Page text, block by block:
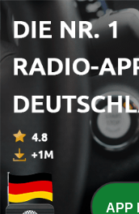
705 - O
Wed, 19 Feb
704 - Come
Tue, 11 Feb
703 -
Wed, 05 Feb
A
Mon, 03 Feb
APP